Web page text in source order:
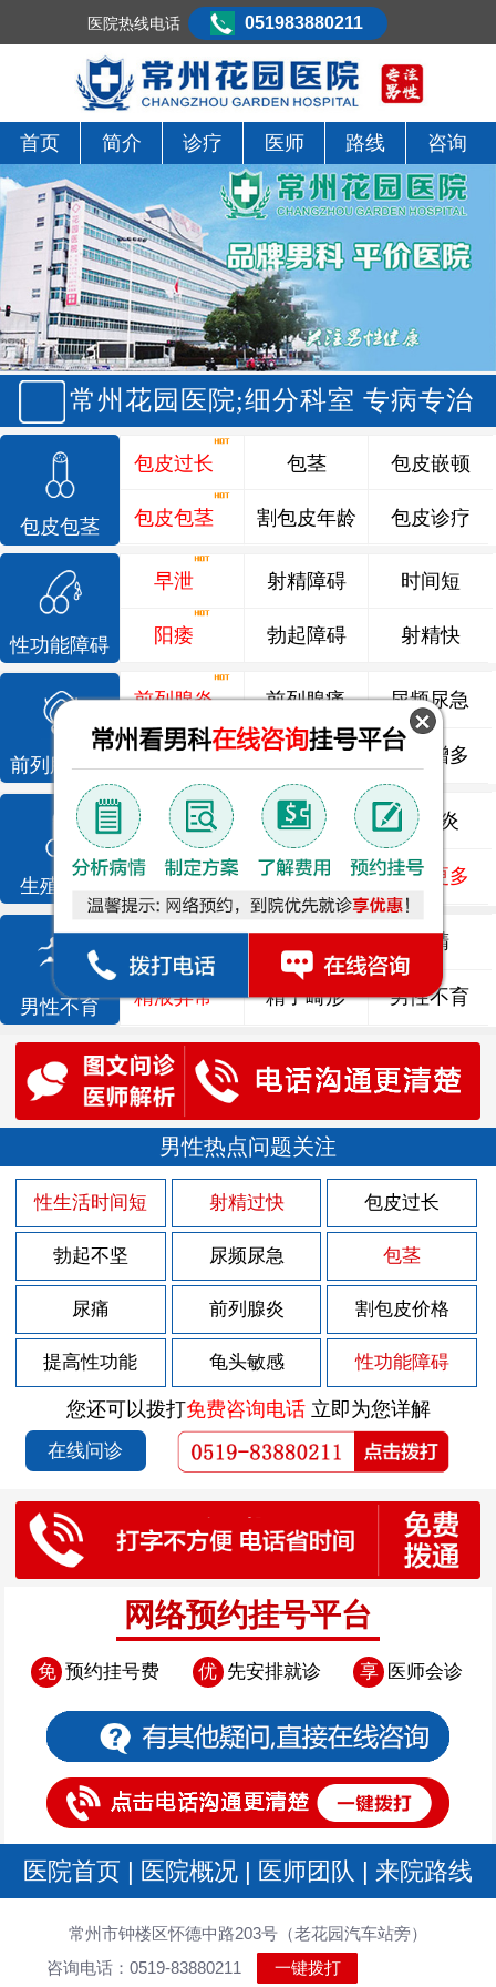
首页 简介 诊疗 医师 路线 咨询
常州花园医院;细分科室 专病专治
包皮包茎
包皮过长
包皮包茎
包茎
割包皮年龄
包皮嵌顿
包皮诊疗
性功能障碍
早泄
阳痿
射精障碍
勃起障碍
时间短
射精快
前列腺疾病
前列腺炎 前列腺痛 尿频尿急
前列腺增生 排尿不畅 夜尿增多
生殖感染
龟头炎 睾丸炎 尿道炎
尿相关 泌尿感染 了解更多
男性不育
死精 少精 弱精
精液异常 精子畸形 男性不育
男性热点问题关注
性生活时间短 射精过快 包皮过长
勃起不坚 尿频尿急 包茎
尿痛 前列腺炎 割包皮价格
提高性功能 龟头敏感 性功能障碍
您还可以拨打免费咨询电话立即为您详解
在线问诊
网络预约挂号平台
免 预约挂号费 优 先安排就诊 享 医师会诊
医院首页 | 医院概况 | 医师团队 | 来院路线
常州市钟楼区怀德中路203号（老花园汽车站旁）
咨询电话：0519-83880211
一键拨打
医院热线电话 051983880211